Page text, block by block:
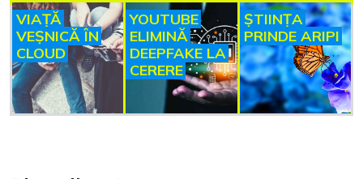
VIAȚĂ
VEȘNICĂ ÎN
CLOUD
YOUTUBE
ELIMINĂ
DEEPFAKE LA
CERERE
ȘTIINȚA
PRINDE ARIPI